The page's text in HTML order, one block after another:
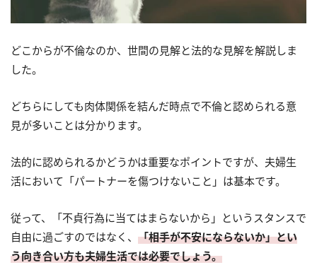
どこからが不倫なのか、世間の見解と法的な見解を解説しま
した。
どちらにしても肉体関係を結んだ時点で不倫と認められる意
見が多いことは分かります。
法的に認められるかどうかは重要なポイントですが、夫婦生
活において「パートナーを傷つけないこと」は基本です。
従って、「不貞行為に当てはまらないから」というスタンスで
自由に過ごすのではなく、 「相手が不安にならないか」とい
う向き合い方も夫婦生活では必要でしょう。